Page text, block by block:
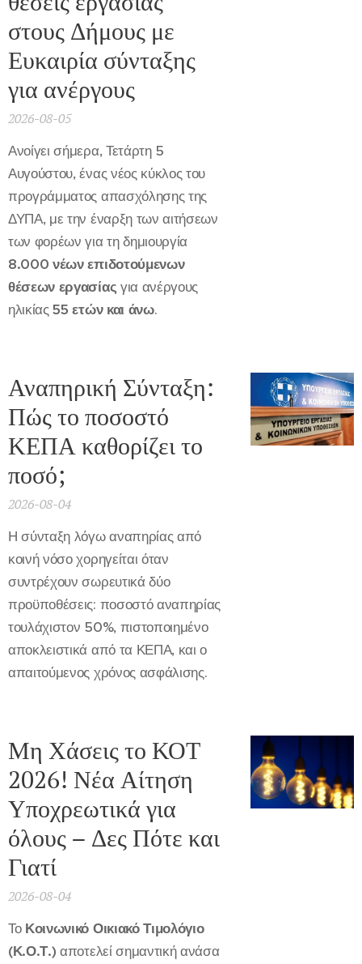
στους Δήμους με
Ευκαιρία σύνταξης
για ανέργους
2026-08-05
Ανοίγει σήμερα, Τετάρτη 5
Αυγούστου, ένας νέος κύκλος του
προγράμματος απασχόλησης της
ΔΥΠΑ, με την έναρξη των αιτήσεων
των φορέων για τη δημιουργία
8.000 νέων επιδοτούμενων
θέσεων εργασίας για ανέργους
ηλικίας55 ετών και άνω.
Αναπηρική Σύνταξη:
Πώς το ποσοστό
ΚΕΠΑ καθορίζει το
ποσό;
2026-08-04
Η σύνταξη λόγω αναπηρίας από
κοινή νόσο χορηγείται όταν
συντρέχουν σωρευτικά δύο
προϋποθέσεις: ποσοστό αναπηρίας
τουλάχιστον 50%, πιστοποιημένο
αποκλειστικά από τα ΚΕΠΑ, και ο
απαιτούμενος χρόνος ασφάλισης.
Μη Χάσεις το ΚΟΤ
2026! Νέα Αίτηση
Υποχρεωτικά για
όλους – Δες Πότε και
Γιατί
2026-08-04
Το Κοινωνικό Οικιακό Τιμολόγιο
(Κ.Ο.Τ.) αποτελεί σημαντική ανάσα